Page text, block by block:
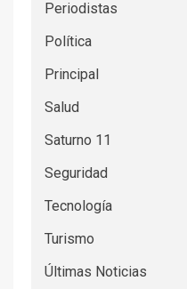
Periodistas
Política
Principal
Salud
Saturno 11
Seguridad
Tecnología
Turismo
Últimas Noticias